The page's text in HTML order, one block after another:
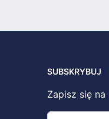
SUBSKRYBUJ
Zapisz się